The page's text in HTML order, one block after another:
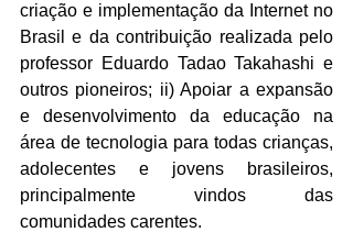
criação e implementação da Internet no
Brasil e da contribuição realizada pelo
professor Eduardo Tadao Takahashi e
outros pioneiros; ii) Apoiar a expansão
e desenvolvimento da educação na
área de tecnologia para todas crianças,
adolecentes e jovens brasileiros,
principalmente vindos das
comunidades carentes.